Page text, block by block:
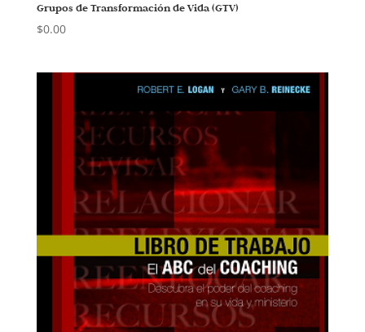
Grupos de Transformación de Vida (GTV)
$0.00